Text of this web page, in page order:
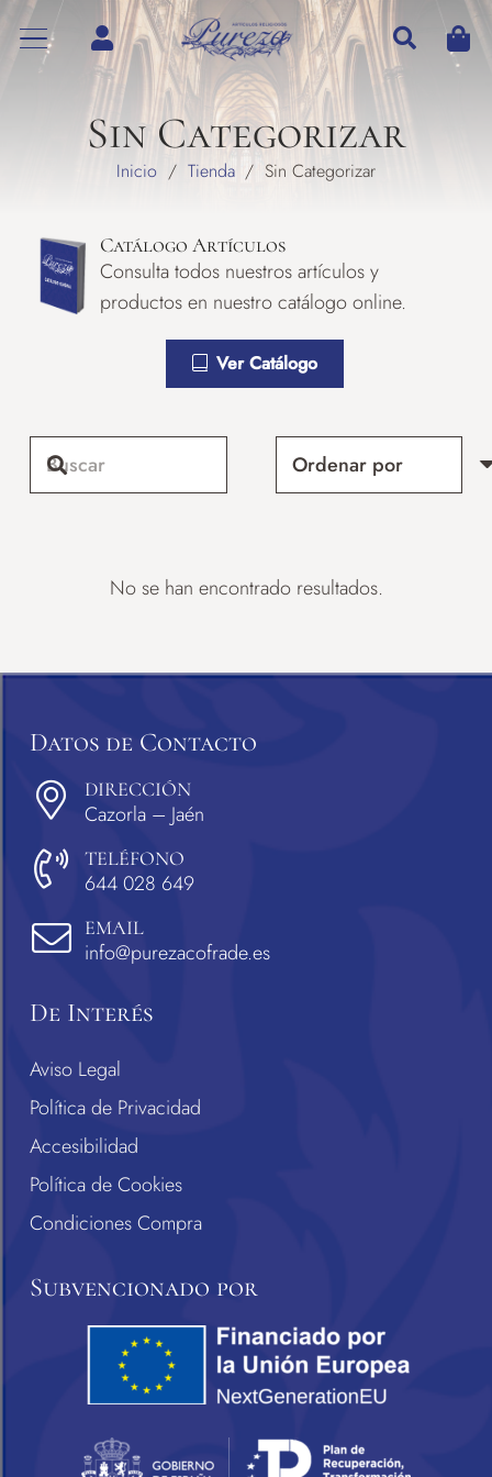
Sin Categorizar
Inicio / Tienda / Sin Categorizar
Catálogo Artículos
Consulta todos nuestros artículos y
productos en nuestro catálogo online.
Ver Catálogo
No se han encontrado resultados.
Datos de Contacto
DIRECCIÓN
Cazorla – Jaén
TELÉFONO
644 028 649
EMAIL
info@purezacofrade.es
De Interés
Aviso Legal
Política de Privacidad
Accesibilidad
Política de Cookies
Condiciones Compra
Subvencionado por